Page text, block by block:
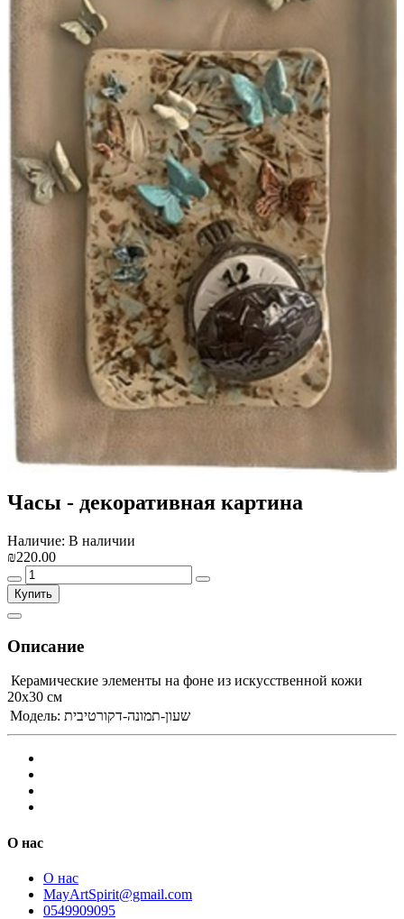
Часы - декоративная картина
Наличие: В наличии
₪220.00
Купить
Описание
Керамические элементы на фоне из искусственной кожи
20х30 см
Модель: שעון-תמונה-דקורטיבית
О нас
О нас
MayArtSpirit@gmail.com
0549909095